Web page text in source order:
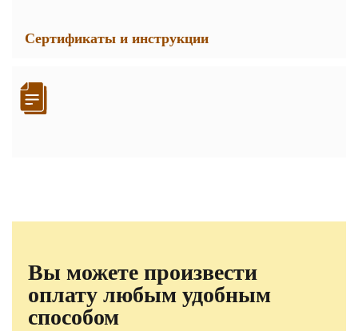
Сертификаты и инструкции
Вы можете произвести
оплату любым удобным
способом